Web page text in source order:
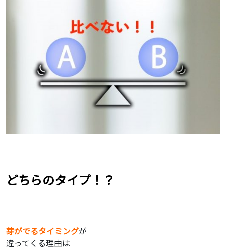
どちらのタイプ！？
芽がでるタイミングが
違ってくる理由は